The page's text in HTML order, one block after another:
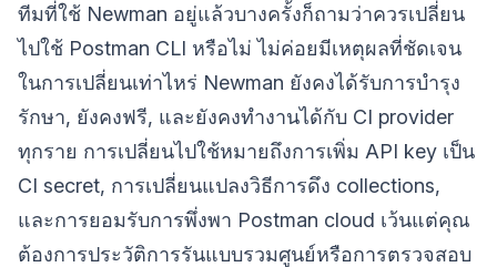
ทีมที่ใช้ Newman อยู่แล้วบางครั้งก็ถามว่าควรเปลี่ยน
ไปใช้ Postman CLI หรือไม่ ไม่ค่อยมีเหตุผลที่ชัดเจน
ในการเปลี่ยนเท่าไหร่ Newman ยังคงได้รับการบำรุง
รักษา, ยังคงฟรี, และยังคงทำงานได้กับ CI provider
ทุกราย การเปลี่ยนไปใช้หมายถึงการเพิ่ม API key เป็น
CI secret, การเปลี่ยนแปลงวิธีการดึง collections,
และการยอมรับการพึ่งพา Postman cloud เว้นแต่คุณ
ต้องการประวัติการรันแบบรวมศูนย์หรือการตรวจสอบ